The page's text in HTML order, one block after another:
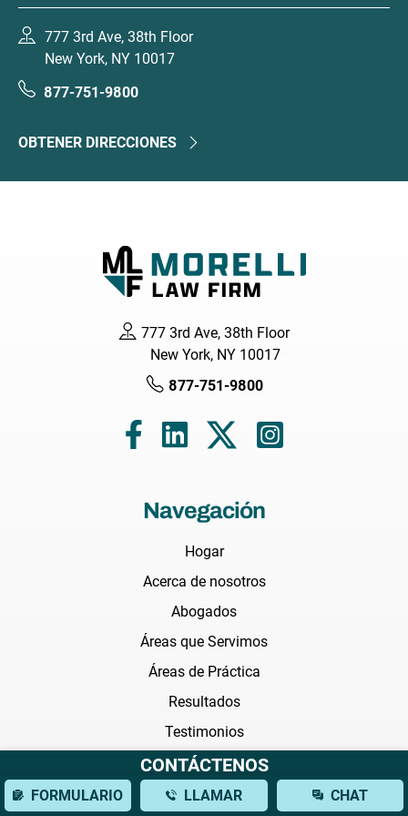
777 3rd Ave, 38th Floor
New York, NY 10017
877-751-9800
OBTENER DIRECCIONES
777 3rd Ave, 38th Floor
New York, NY 10017
877-751-9800
Navegación
Hogar
Acerca de nosotros
Abogados
Áreas que Servimos
Áreas de Práctica
Resultados
Testimonios
Preguntas Frecuentes
Noticias
CONTÁCTENOS
FORMULARIO LLAMAR CHAT